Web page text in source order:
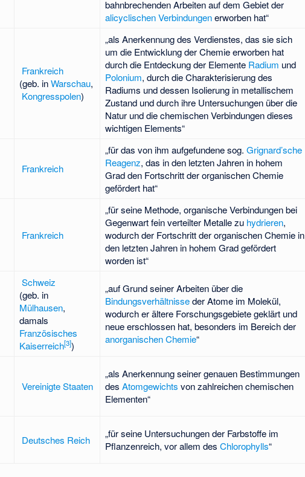
bahnbrechenden Arbeiten auf dem Gebiet der
alicyclischen Verbindungenerworben hat“
Frankreich
(geb. inWarschau,
Kongresspolen)
„als Anerkennung des Verdienstes, das sie sich
um die Entwicklung der Chemie erworben hat
durch die Entdeckung der Elemente Radium und
Polonium, durch die Charakterisierung des
Radiums und dessen Isolierung in metallischem
Zustand und durch ihre Untersuchungen über die
Natur und die chemischen Verbindungen dieses
wichtigen Elements“
Frankreich
„für das von ihm aufgefundene sog. Grignard’sche
Reagenz, das in den letzten Jahren in hohem
Grad den Fortschritt der organischen Chemie
gefördert hat“
Frankreich
„für seine Methode, organische Verbindungen bei
Gegenwart fein verteilter Metalle zu hydrieren,
wodurch der Fortschritt der organischen Chemie in
den letzten Jahren in hohem Grad gefördert
worden ist“
Schweiz
(geb. in
Mülhausen,
damals
Französisches
Kaiserreich[3])
„auf Grund seiner Arbeiten über die
Bindungsverhältnisseder Atome im Molekül,
wodurch er ältere Forschungsgebiete geklärt und
neue erschlossen hat, besonders im Bereich der
anorganischen Chemie“
Vereinigte Staaten
„als Anerkennung seiner genauen Bestimmungen
des Atomgewichts von zahlreichen chemischen
Elementen“
Deutsches Reich
„für seine Untersuchungen der Farbstoffe im
Pflanzenreich, vor allem des Chlorophylls“